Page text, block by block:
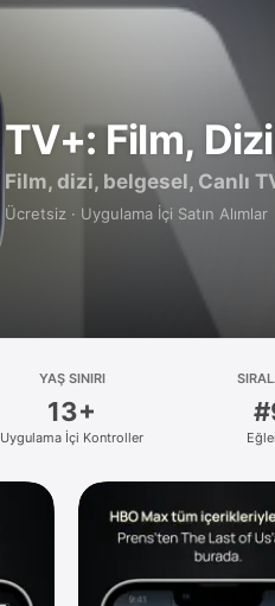
TV+: Film,
Film, dizi, belgesel, Canlı
Ücretsiz · Uygulama İçi Satın Alımlar
YAŞ SINIRI
13+
Uygulama İçi Kontroller